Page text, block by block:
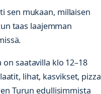
sen mukaan, millaisen
taas laajemman
saatavilla klo 12–18
lihat, kasvikset,
Turun edullisimmista